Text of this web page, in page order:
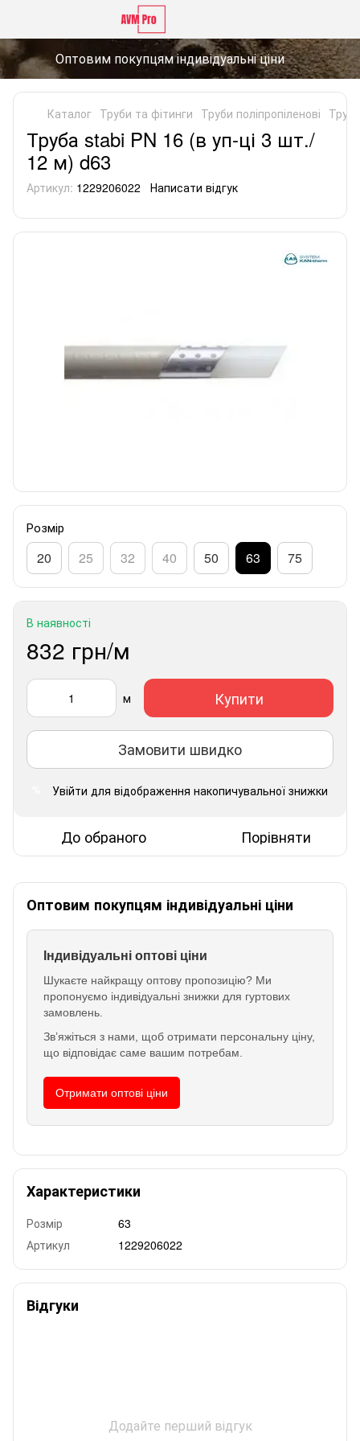
Оптовим покупцям індивідуальні ціни
Каталог Труби та фітинги Труби поліпропіленові
Труба stabi PN 16 (в уп-ці 3 шт./
12 м) d63
Артикул: 1229206022 Написати відгук
Розмір
20 25 32 40 50 63 75
В наявності
832 грн/м
м Купити
Замовити швидко
Увійти для відображення накопичувальної знижки
До обраного Порівняти
Оптовим покупцям індивідуальні ціни
Індивідуальні оптові ціни
Шукаєте найкращу оптову пропозицію? Ми
пропонуємо індивідуальні знижки для гуртових
замовлень.
Зв’яжіться з нами, щоб отримати персональну ціну,
що відповідає саме вашим потребам.
Отримати оптові ціни
Характеристики
Розмір
63
Артикул
1229206022
Відгуки
Додайте перший відгук